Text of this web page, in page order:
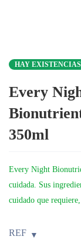
HAY EXISTENCIAS
Every
350ml
Every Night
cuidada. Sus
cuidado que
REF